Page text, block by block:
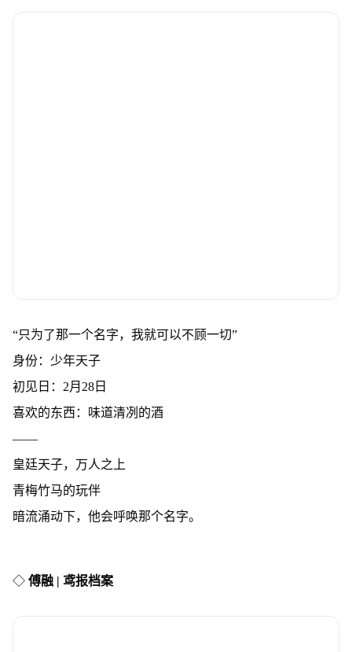
“只为了那一个名字，我就可以不顾一切”
身份：少年天子
初见日：2月28日
喜欢的东西：味道清冽的酒
——
皇廷天子，万人之上
青梅竹马的玩伴
暗流涌动下，他会呼唤那个名字。
◇ 傅融 | 鸢报档案